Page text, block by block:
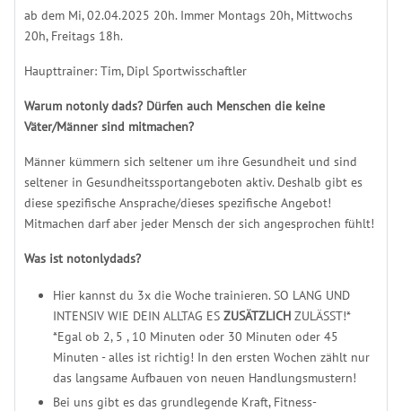
ab dem Mi, 02.04.2025 20h. Immer Montags 20h, Mittwochs
20h, Freitags 18h.
Haupttrainer: Tim, Dipl Sportwisschaftler
Warum notonly dads? Dürfen auch Menschen die keine
Väter/Männer sind mitmachen?
Männer kümmern sich seltener um ihre Gesundheit und sind
seltener in Gesundheitssportangeboten aktiv. Deshalb gibt es
diese spezifische Ansprache/dieses spezifische Angebot!
Mitmachen darf aber jeder Mensch der sich angesprochen fühlt!
Was ist notonlydads?
Hier kannst du 3x die Woche trainieren. SO LANG UND
INTENSIV WIE DEIN ALLTAG ESZUSÄTZLICH ZULÄSST!*
*Egal ob 2, 5 , 10 Minuten oder 30 Minuten oder 45
Minuten - alles ist richtig! In den ersten Wochen zählt nur
das langsame Aufbauen von neuen Handlungsmustern!
Bei uns gibt es das grundlegende Kraft, Fitness-